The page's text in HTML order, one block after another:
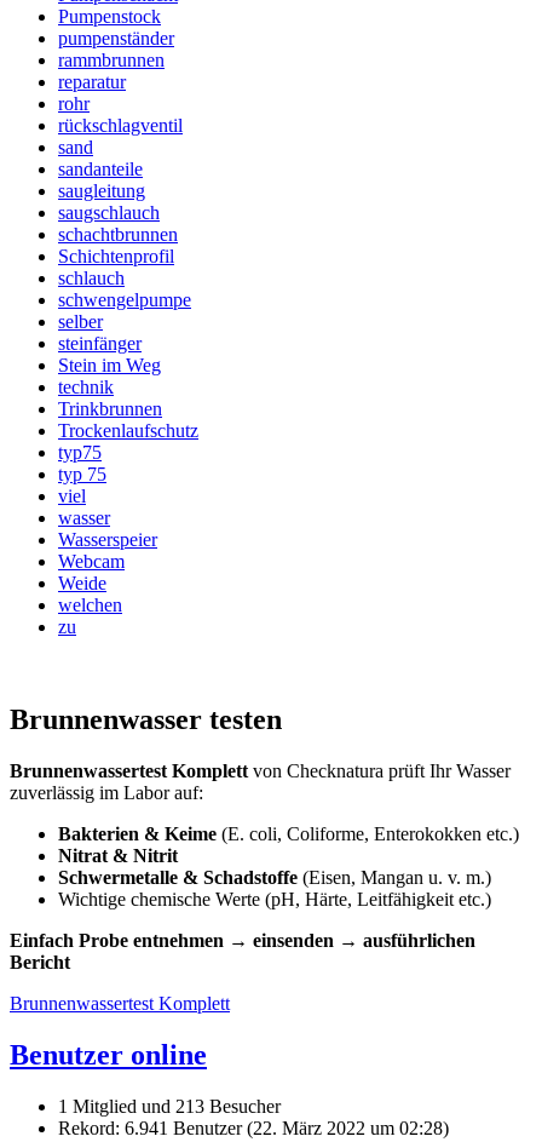
Pumpenstock
pumpenständer
rammbrunnen
reparatur
rohr
rückschlagventil
sand
sandanteile
saugleitung
saugschlauch
schachtbrunnen
Schichtenprofil
schlauch
schwengelpumpe
selber
steinfänger
Stein im Weg
technik
Trinkbrunnen
Trockenlaufschutz
typ75
typ 75
viel
wasser
Wasserspeier
Webcam
Weide
welchen
zu
Brunnenwasser testen
Brunnenwassertest Komplett von Checknatura prüft Ihr Wasser
zuverlässig im Labor auf:
Bakterien & Keime (E. coli, Coliforme, Enterokokken etc.)
Nitrat & Nitrit
Schwermetalle & Schadstoffe (Eisen, Mangan u. v. m.)
Wichtige chemische Werte (pH, Härte, Leitfähigkeit etc.)
Einfach Probe entnehmen → einsenden → ausführlichen
Bericht
Brunnenwassertest Komplett
Benutzer online
1 Mitglied und 213 Besucher
Rekord: 6.941 Benutzer (22. März 2022 um 02:28)